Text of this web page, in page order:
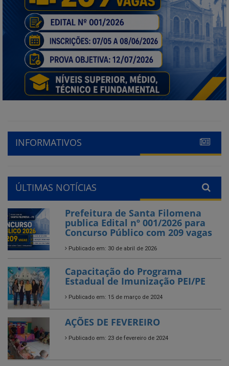
INFORMATIVOS
ÚLTIMAS NOTÍCIAS
Prefeitura de Santa Filomena
publica Edital nº 001/2026 para
Concurso Público com 209 vagas
Publicado em: 30 de abril de 2026
Capacitação do Programa
Estadual de Imunização PEI/PE
Publicado em: 15 de março de 2024
AÇÕES DE FEVEREIRO
Publicado em: 23 de fevereiro de 2024